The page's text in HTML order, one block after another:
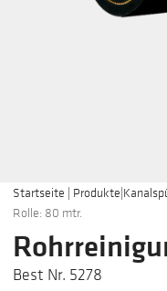
Startseite | Produkte|
Rolle: 80 mtr.
Best Nr. 5278